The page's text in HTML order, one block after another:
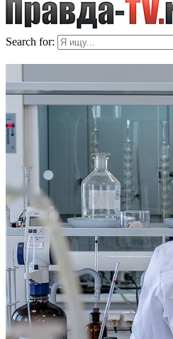
Search for: